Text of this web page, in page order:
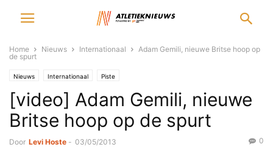
Home Nieuws Internationaal
Adam Gemili, nieuwe Britse hoop op
de spurt
Nieuws Internationaal Piste
[video] Adam Gemili, nieuwe
Britse hoop op de spurt
Door Levi Hoste - 03/05/2013 0